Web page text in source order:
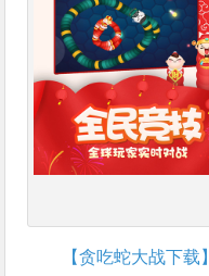
【贪吃蛇大战下载】